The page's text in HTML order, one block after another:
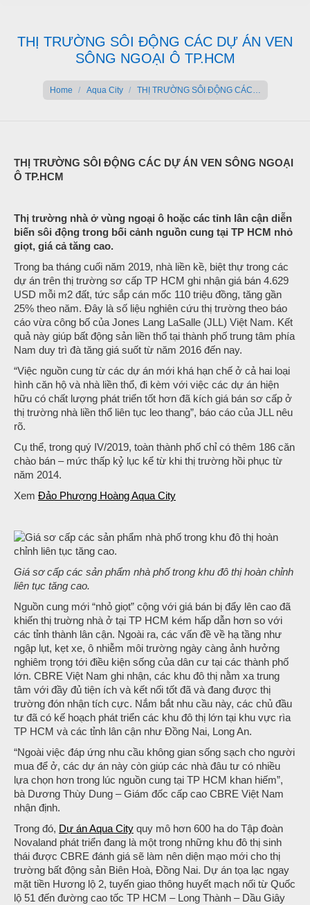
THỊ TRƯỜNG SÔI ĐỘNG CÁC DỰ ÁN VEN
SÔNG NGOẠI Ô TP.HCM
Home Aqua City THỊ TRƯỜNG SÔI ĐỘNG CÁC…
THỊ TRƯỜNG SÔI ĐỘNG CÁC DỰ ÁN VEN SÔNG NGOẠI
Ô TP.HCM
Thị trường nhà ở vùng ngoại ô hoặc các tỉnh lân cận diễn
biến sôi động trong bối cảnh nguồn cung tại TP HCM nhỏ
giọt, giá cả tăng cao.
Trong ba tháng cuối năm 2019, nhà liền kề, biệt thự trong các
dự án trên thị trường sơ cấp TP HCM ghi nhận giá bán 4.629
USD mỗi m2 đất, tức sắp cán mốc 110 triệu đồng, tăng gần
25% theo năm. Đây là số liệu nghiên cứu thị trường theo báo
cáo vừa công bố của Jones Lang LaSalle (JLL) Việt Nam. Kết
quả này giúp bất động sản liền thổ tại thành phố trung tâm phía
Nam duy trì đà tăng giá suốt từ năm 2016 đến nay.
“Việc nguồn cung từ các dự án mới khá hạn chế ở cả hai loại
hình căn hộ và nhà liền thổ, đi kèm với việc các dự án hiện
hữu có chất lượng phát triển tốt hơn đã kích giá bán sơ cấp ở
thị trường nhà liền thổ liên tục leo thang”, báo cáo của JLL nêu
rõ.
Cụ thể, trong quý IV/2019, toàn thành phố chỉ có thêm 186 căn
chào bán – mức thấp kỷ lục kể từ khi thị trường hồi phục từ
năm 2014.
Xem Đảo Phượng Hoàng Aqua City
Giá sơ cấp các sản phẩm nhà phố trong khu đô thị hoàn chỉnh
liên tục tăng cao.
Nguồn cung mới “nhỏ giọt” cộng với giá bán bị đẩy lên cao đã
khiến thị truờng nhà ở tại TP HCM kém hấp dẫn hơn so với
các tỉnh thành lân cận. Ngoài ra, các vấn đề về hạ tầng như
ngập lụt, kẹt xe, ô nhiễm môi trường ngày càng ảnh hưởng
nghiêm trọng tới điều kiện sống của dân cư tại các thành phố
lớn. CBRE Việt Nam ghi nhận, các khu đô thị nằm xa trung
tâm với đầy đủ tiện ích và kết nối tốt đã và đang được thị
trường đón nhận tích cực. Nắm bắt nhu cầu này, các chủ đầu
tư đã có kế hoạch phát triển các khu đô thị lớn tại khu vực rìa
TP HCM và các tỉnh lân cận như Đồng Nai, Long An.
“Ngoài việc đáp ứng nhu cầu không gian sống sạch cho người
mua để ở, các dự án này còn giúp các nhà đâu tư có nhiều
lựa chọn hơn trong lúc nguồn cung tại TP HCM khan hiếm”,
bà Dương Thùy Dung – Giám đốc cấp cao CBRE Việt Nam
nhận định.
Trong đó, Dự án Aqua City quy mô hơn 600 ha do Tập đoàn
Novaland phát triển đang là một trong những khu đô thị sinh
thái được CBRE đánh giá sẽ làm nên diện mạo mới cho thị
trường bất động sản Biên Hoà, Đồng Nai. Dự án tọa lạc ngay
mặt tiền Hương lộ 2, tuyến giao thông huyết mạch nối từ Quốc
lộ 51 đến đường cao tốc TP HCM – Long Thành – Dầu Giây